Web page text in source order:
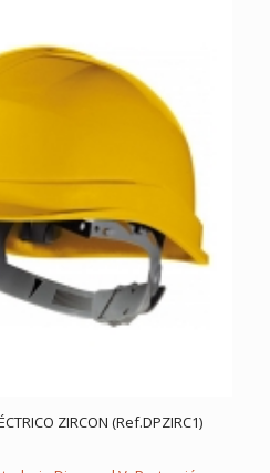
ZIRCON (Ref.DPZIRC1)